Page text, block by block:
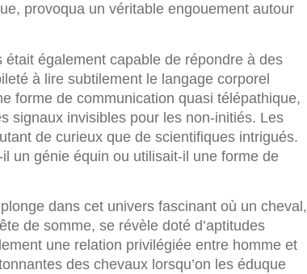
provoqua un véritable engouement autour
également capable de répondre à des
à lire subtilement le langage corporel
forme de communication quasi télépathique,
signaux invisibles pour les non-initiés. Les
de curieux que de scientifiques intrigués.
un génie équin ou utilisait-il une forme de
dans cet univers fascinant où un cheval,
de somme, se révèle doté d’aptitudes
une relation privilégiée entre homme et
des chevaux lorsqu’on les éduque